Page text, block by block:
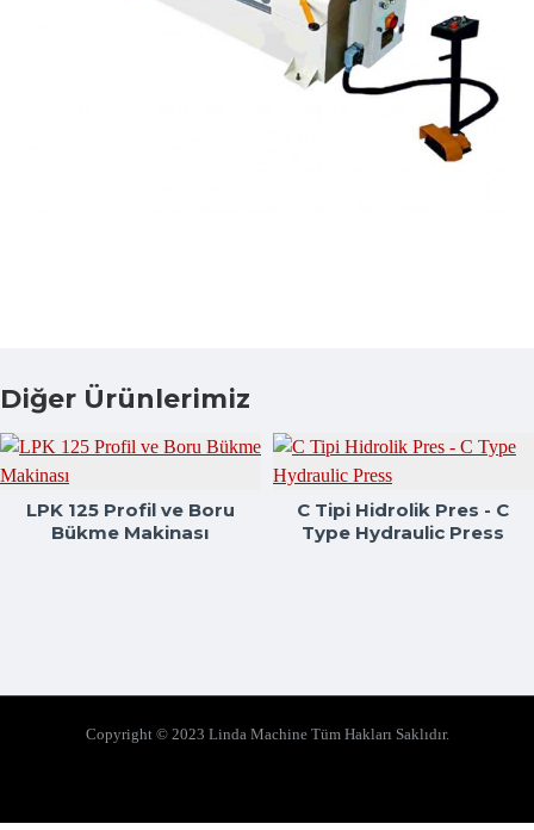
Diğer Ürünlerimiz
LPK 125 Profil ve Boru
Bükme Makinası
C Tipi Hidrolik Pres - C
Type Hydraulic Press
Copyright © 2023 Linda Machine Tüm Hakları Saklıdır.